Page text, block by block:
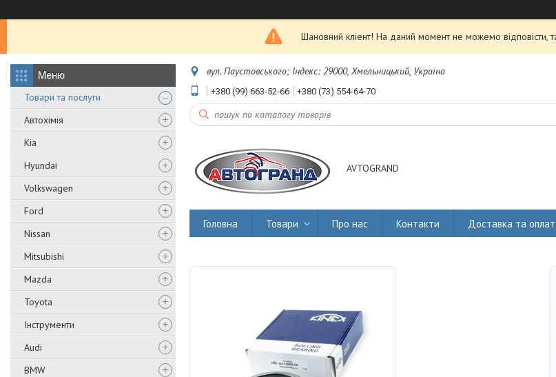
Шановний кліент! На даний момент не можемо відповісти,
Товари та послуги
Автохімія
Kia
Hyundai
Volkswagen
Ford
Nissan
Mitsubishi
Mazda
Toyota
Інструменти
Audi
BMW
вул. Паустовського; Індекс: 29000, Хмельницький, Україна
+380 (99) 663-52-66 +380 (73) 554-64-70
AVTOGRAND
Головна Товари Про нас Контакти Доставка та